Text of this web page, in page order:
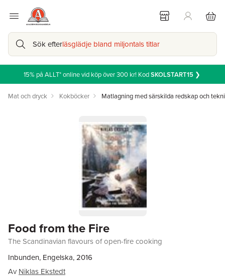
Sök efterläsglädje bland miljontals titlar
15% på ALLT* online vid köp över 300 kr! KodSKOLSTART15❯
Mat och dryck Kokböcker Matlagning med särskilda redskap och
Food from the Fire
The Scandinavian flavours of open-fire cooking
Inbunden, Engelska, 2016
Av Niklas Ekstedt